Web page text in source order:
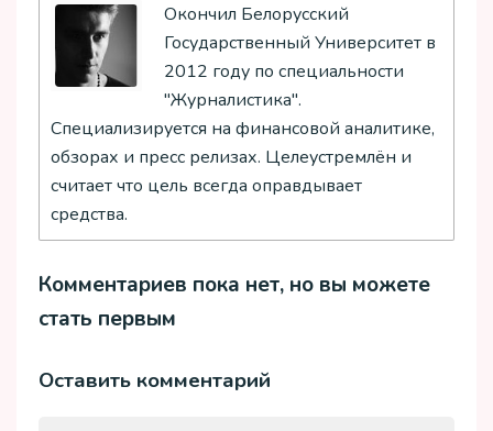
Окончил Белорусский
Государственный Университет в
2012 году по специальности
"Журналистика".
Специализируется на финансовой аналитике,
обзорах и пресс релизах. Целеустремлён и
считает что цель всегда оправдывает
средства.
Комментариев пока нет, но вы можете
стать первым
Оставить комментарий